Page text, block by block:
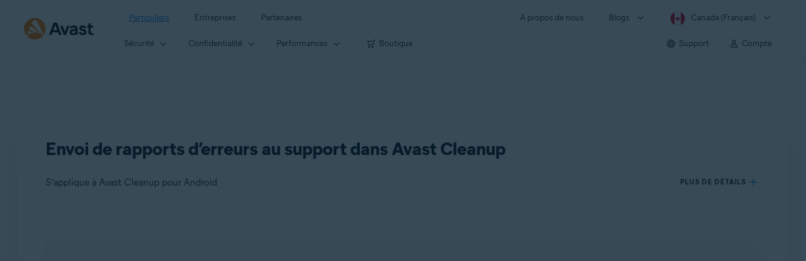
Particuliers Entreprises Partenaires À propos de nous Blogs Canada (Français)
Sécurité Confidentialité Performances Boutique Support Compte
Envoi de rapports d’erreurs au support dans Avast Cleanup
S’applique à Avast Cleanup pour Android PLUS DE DÉTAILS